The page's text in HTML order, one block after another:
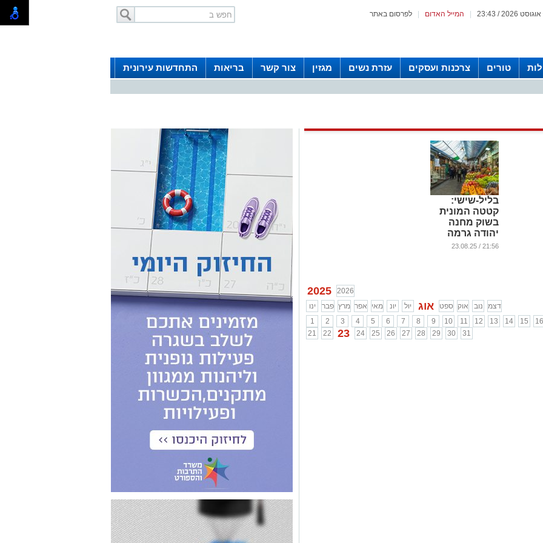
לפרסום באתר המייל האדום
טורים צרכנות ועסקים עזרת נשים מגזין צור קשר בריאות
התחדשות עירונית
בליל-שישי:
קטטה המונית
בשוק מחנה
יהודה גרמה
לחשש מפיגוע
21:56 / 23.08.25
2025
2026
ינו
פבר מרץ אפר מאי יונ יול אוג ספט אוק נוב
דצמ
1
2 3 4 5 6 7 8 9 10 11 12 13 14 15 16
21
22 23 24 25 26 27 28 29 30 31